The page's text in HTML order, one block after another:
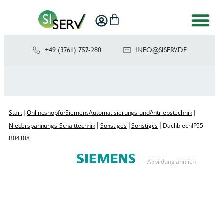
+49 (3761) 757-280 ED.VRE
SIS@OF
NI
Start | Onlineshop für Siemens Automatisierungs- und Antriebstechnik |
Niederspannungs-Schalttechnik | Sonstiges | Sonstiges | Dachblech IP55
B04 T08
Abbildung ähnlich